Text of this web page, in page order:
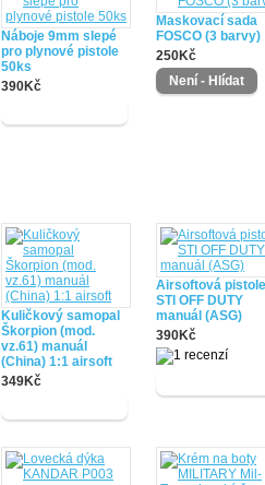
Náboje 9mm slepé
pro plynové pistole
50ks
390Kč
Maskovací sada
FOSCO (3 barvy)
250Kč
Kuličkový samopal
Škorpion (mod.
vz.61) manuál
(China) 1:1 airsoft
349Kč
Airsoftová pistole
STI OFF DUTY
manuál (ASG)
390Kč